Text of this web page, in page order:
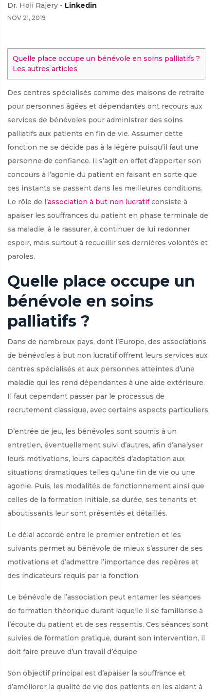
Dr. Holi Rajery - Linkedin
NOV 21, 2019
Quelle place occupe un bénévole en soins palliatifs ?
Les autres articles
Des centres spécialisés comme des maisons de retraite
pour personnes âgées et dépendantes ont recours aux
services de bénévoles pour administrer des soins
palliatifs aux patients en fin de vie. Assumer cette
fonction ne se décide pas à la légère puisqu’il faut une
personne de confiance. Il s’agit en effet d’apporter son
concours à l’agonie du patient en faisant en sorte que
ces instants se passent dans les meilleures conditions.
Le rôle de l’association à but non lucratifconsiste à
apaiser les souffrances du patient en phase terminale de
sa maladie, à le rassurer, à continuer de lui redonner
espoir, mais surtout à recueillir ses dernières volontés et
paroles.
Quelle place occupe un
bénévole en soins
palliatifs ?
Dans de nombreux pays, dont l’Europe, des associations
de bénévoles à but non lucratif offrent leurs services aux
centres spécialisés et aux personnes atteintes d’une
maladie qui les rend dépendantes à une aide extérieure.
Il faut cependant passer par le processus de
recrutement classique, avec certains aspects particuliers.
D’entrée de jeu, les bénévoles sont soumis à un
entretien, éventuellement suivi d’autres, afin d’analyser
leurs motivations, leurs capacités d’adaptation aux
situations dramatiques telles qu’une fin de vie ou une
agonie. Puis, les modalités de fonctionnement ainsi que
celles de la formation initiale, sa durée, ses tenants et
aboutissants leur sont présentés et détaillés.
Le délai accordé entre le premier entretien et les
suivants permet au bénévole de mieux s’assurer de ses
motivations et d’admettre l’importance des repères et
des indicateurs requis par la fonction.
Le bénévole de l’association peut entamer les séances
de formation théorique durant laquelle il se familiarise à
l’écoute du patient et de ses ressentis. Ces séances sont
suivies de formation pratique, durant son intervention, il
doit faire preuve d’un travail d’équipe.
Son objectif principal est d’apaiser la souffrance et
d’améliorer la qualité de vie des patients en les aidant à